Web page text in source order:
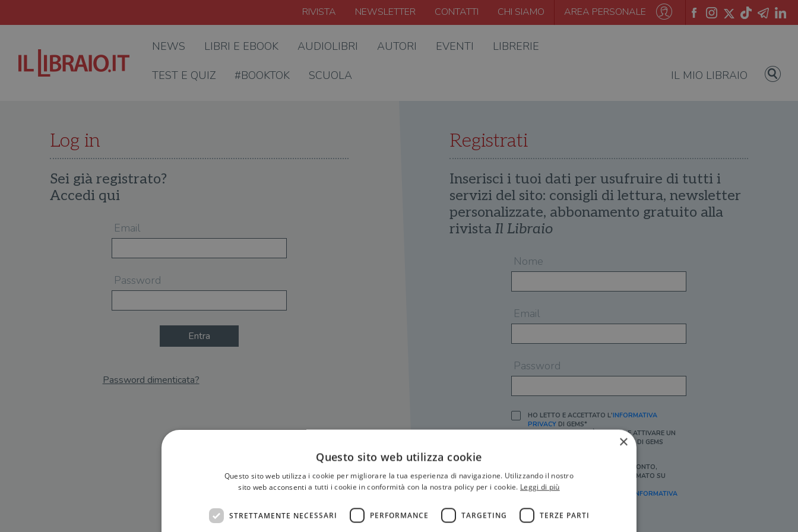
RIVISTA NEWSLETTER CONTATTI CHI SIAMO AREA PERSONALE
NEWS LIBRI E EBOOK AUDIOLIBRI AUTORI EVENTI LIBRERIE
TEST E QUIZ #BOOKTOK SCUOLA IL MIO LIBRAIO
Log in
Sei già registrato?
Accedi qui
Email
Password
Entra
Password dimenticata?
Registrati
Inserisci i tuoi dati per usufruire di tutti i
servizi del sito: consigli di lettura, newsletter
personalizzate, abbonamento gratuito alla
rivista Il Libraio
Nome
Email
Password
HO LETTO E ACCETTATO L'INFORMATIVA
PRIVACYDI GEMS*
IN MANCANZA NON È POSSIBILE ATTIVARE UN
ACCOUNT E/O RICEVERE I SERVIZI DI GEMS
SÌ, DESIDERO RICEVERE BUONI SCONTO,
OFFERTE SPECIALI, ESSERE INFORMATO SU
PROMOZIONI E NOVITÀ.
[FINALITÀ MARKETING, ART.2 (E),
INFORMATIVA
×
Questo sito web utilizza cookie
Questo sito web utilizza i cookie per migliorare la tua esperienza di navigazione. Utilizzando il nostro
sito web acconsenti a tutti i cookie in conformità con la nostra policy per i cookie. Leggi di più
STRETTAMENTE NECESSARI PERFORMANCE TARGETING TERZE PARTI